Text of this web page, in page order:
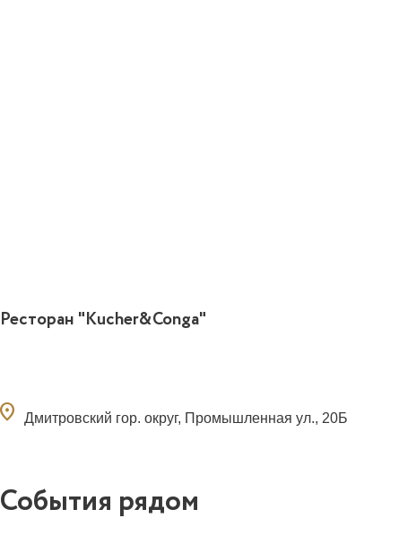
Ресторан "Kucher&Conga"
Дмитровский гор. округ, Промышленная ул., 20Б
События рядом